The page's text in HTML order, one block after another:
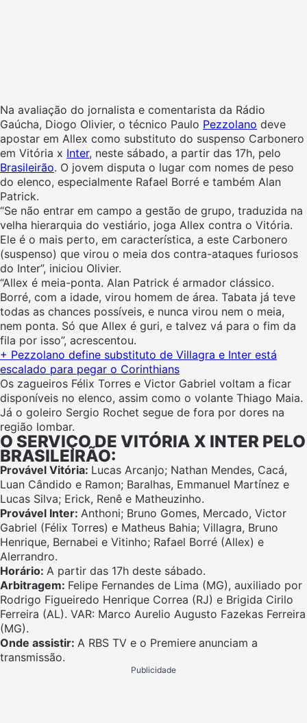
Na avaliação do jornalista e comentarista da Rádio
Gaúcha, Diogo Olivier, o técnico Paulo Pezzolano deve
apostar em Allex como substituto do suspenso Carbonero
em Vitória x Inter, neste sábado, a partir das 17h, pelo
Brasileirão. O jovem disputa o lugar com nomes de peso
do elenco, especialmente Rafael Borré e também Alan
Patrick.
“Se não entrar em campo a gestão de grupo, traduzida na
velha hierarquia do vestiário, joga Allex contra o Vitória.
Ele é o mais perto, em característica, a este Carbonero
(suspenso) que virou o meia dos contra-ataques furiosos
do Inter”, iniciou Olivier.
“Allex é meia-ponta. Alan Patrick é armador clássico.
Borré, com a idade, virou homem de área. Tabata já teve
todas as chances possíveis, e nunca virou nem o meia,
nem ponta. Só que Allex é guri, e talvez vá para o fim da
fila por isso”, acrescentou.
+ Pezzolano define substituto de Villagra e Inter está
escalado para pegar o Corinthians
Os zagueiros Félix Torres e Victor Gabriel voltam a ficar
disponíveis no elenco, assim como o volante Thiago Maia.
Já o goleiro Sergio Rochet segue de fora por dores na
região lombar.
O SERVIÇO DE VITÓRIA X INTER PELO
BRASILEIRÃO:
Provável Vitória: Lucas Arcanjo; Nathan Mendes, Cacá,
Luan Cândido e Ramon; Baralhas, Emmanuel Martínez e
Lucas Silva; Erick, Renê e Matheuzinho.
Provável Inter: Anthoni; Bruno Gomes, Mercado, Victor
Gabriel (Félix Torres) e Matheus Bahia; Villagra, Bruno
Henrique, Bernabei e Vitinho; Rafael Borré (Allex) e
Alerrandro.
Horário: A partir das 17h deste sábado.
Arbitragem: Felipe Fernandes de Lima (MG), auxiliado por
Rodrigo Figueiredo Henrique Correa (RJ) e Brigida Cirilo
Ferreira (AL). VAR: Marco Aurelio Augusto Fazekas Ferreira
(MG).
Onde assistir: A RBS TV e o Premiere anunciam a
transmissão.
Publicidade